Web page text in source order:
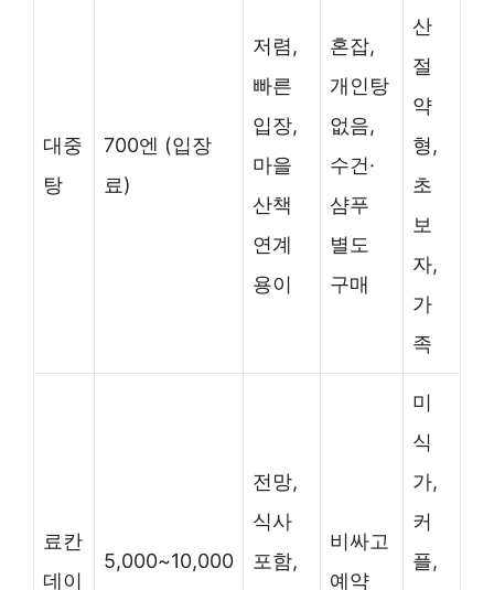
대중
탕
700엔 (입장
료)
저렴,
빠른
입장,
마을
산책
연계
용이
혼잡,
개인탕
없음,
수건·
샴푸
별도
구매
산
절
약
형,
초
보
자,
가
족
료칸
데이
5,000~10,000
전망,
식사
포함,
비싸고
예약
미
식
가,
커
플,